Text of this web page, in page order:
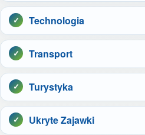
Technologia
Transport
Turystyka
Ukryte Zajawki